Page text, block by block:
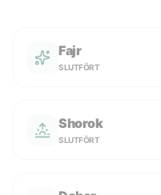
Fajr
SLUTFÖRT
Shorok
SLUTFÖRT